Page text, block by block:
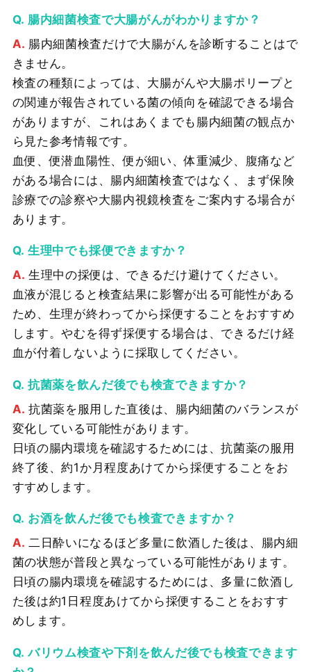
腸内細菌検査で大腸がんがわかりますか？
腸内細菌検査だけで大腸がんを診断することはで
きません。
検査の種類によっては、大腸がんや大腸ポリープと
の関連が報告されている菌の傾向を確認できる場合
がありますが、これはあくまでも腸内細菌の観点か
ら見た参考情報です。
血便、便潜血陽性、便が細い、体重減少、腹痛など
がある場合には、腸内細菌検査ではなく、まず保険
診療での診察や大腸内視鏡検査をご案内する場合が
あります。
生理中でも採便できますか？
生理中の採便は、できるだけ避けてください。
血液が混じると検査結果に影響が出る可能性がある
ため、生理が終わってから採便することをおすすめ
します。やむを得ず採便する場合は、できるだけ経
血が付着しないように採取してください。
抗菌薬を飲んだ後でも検査できますか？
抗菌薬を服用した直後は、腸内細菌のバランスが
変化している可能性があります。
日頃の腸内環境を確認するためには、抗菌薬の服用
終了後、約1か月程度あけてから採便することをお
すすめします。
お酒を飲んだ後でも検査できますか？
二日酔いになるほど多量に飲酒した後は、腸内細
菌の状態が普段と異なっている可能性があります。
日頃の腸内環境を確認するためには、多量に飲酒し
た後は約1日程度あけてから採便することをおすす
めします。
バリウム検査や下剤を飲んだ後でも検査できます